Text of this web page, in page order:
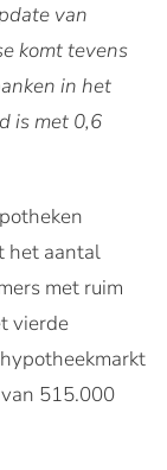
van
komt tevens
in het
is met 0,6
het aantal
met ruim
vierde
515.000